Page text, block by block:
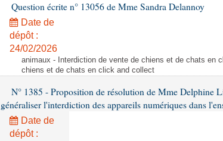
Question écrite n° 13056 de Mme Sandra Delannoy
Date de
dépôt :
24/02/2026
animaux - Interdiction de vente de chiens et de chats en
chiens et de chats en click and collect
N° 1385 - Proposition de résolution de Mme Delphine
généraliser l'interdiction des appareils numériques dans
Date de
dépôt :